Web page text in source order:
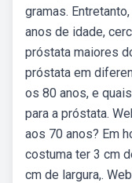
gramas.
anos de idade,
próstata maiores
próstata em
os 80 anos, e
para a próstata.
aos 70 anos? Em
costuma ter 3 cm
cm de largura,.